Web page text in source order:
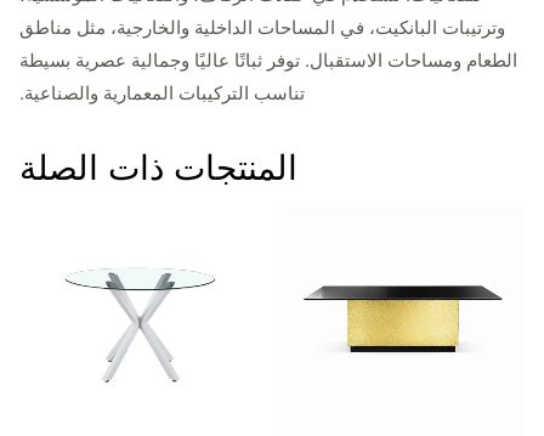
وترتيبات البانكيت، في المساحات الداخلية والخارجية، مثل مناطق
الطعام ومساحات الاستقبال. توفر ثباتًا عاليًا وجمالية عصرية بسيطة
تناسب التركيبات المعمارية والصناعية.
المنتجات ذات الصلة